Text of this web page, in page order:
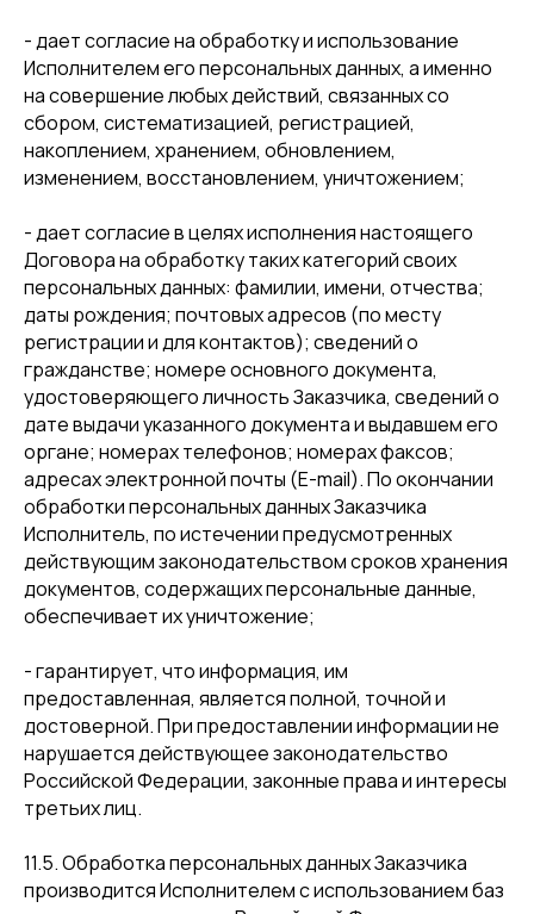
- дает согласие на обработку и использование
Исполнителем его персональных данных, а именно
на совершение любых действий, связанных со
сбором, систематизацией, регистрацией,
накоплением, хранением, обновлением,
изменением, восстановлением, уничтожением;
- дает согласие в целях исполнения настоящего
Договора на обработку таких категорий своих
персональных данных: фамилии, имени, отчества;
даты рождения; почтовых адресов (по месту
регистрации и для контактов); сведений о
гражданстве; номере основного документа,
удостоверяющего личность Заказчика, сведений о
дате выдачи указанного документа и выдавшем его
органе; номерах телефонов; номерах факсов;
адресах электронной почты (E-mail). По окончании
обработки персональных данных Заказчика
Исполнитель, по истечении предусмотренных
действующим законодательством сроков хранения
документов, содержащих персональные данные,
обеспечивает их уничтожение;
- гарантирует, что информация, им
предоставленная, является полной, точной и
достоверной. При предоставлении информации не
нарушается действующее законодательство
Российской Федерации, законные права и интересы
третьих лиц.
11.5. Обработка персональных данных Заказчика
производится Исполнителем с использованием баз